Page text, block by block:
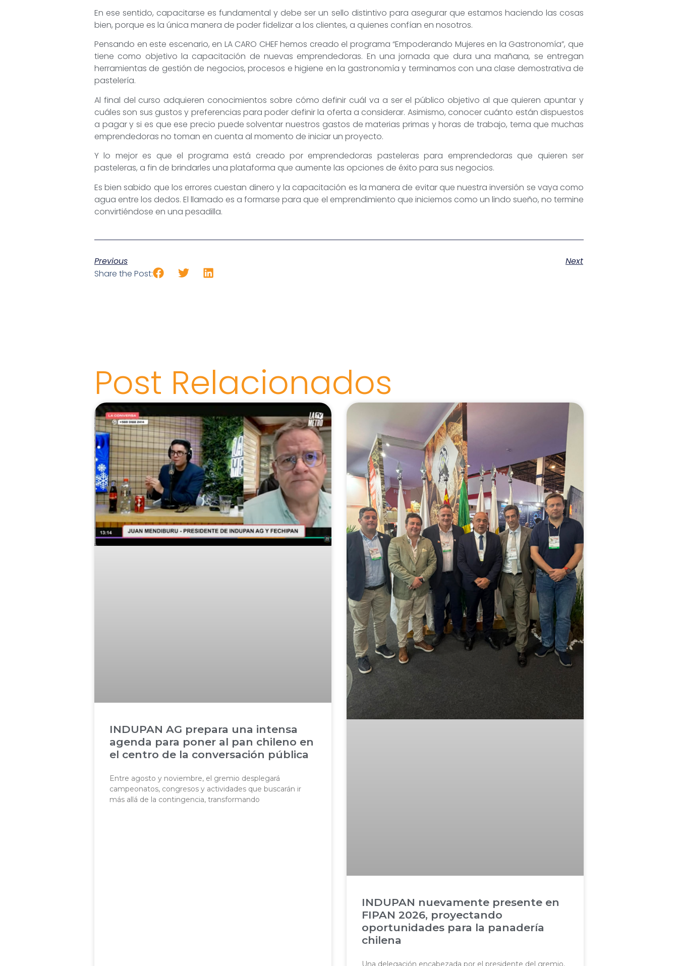
En ese sentido, capacitarse es fundamental y debe ser un sello distintivo para asegurar que estamos haciendo las cosas
bien, porque es la única manera de poder fidelizar a los clientes, a quienes confían en nosotros.
Pensando en este escenario, en LA CARO CHEF hemos creado el programa “Empoderando Mujeres en la Gastronomía”, que
tiene como objetivo la capacitación de nuevas emprendedoras. En una jornada que dura una mañana, se entregan
herramientas de gestión de negocios, procesos e higiene en la gastronomía y terminamos con una clase demostrativa de
pastelería.
Al final del curso adquieren conocimientos sobre cómo definir cuál va a ser el público objetivo al que quieren apuntar y
cuáles son sus gustos y preferencias para poder definir la oferta a considerar. Asimismo, conocer cuánto están dispuestos
a pagar y si es que ese precio puede solventar nuestros gastos de materias primas y horas de trabajo, tema que muchas
emprendedoras no toman en cuenta al momento de iniciar un proyecto.
Y lo mejor es que el programa está creado por emprendedoras pasteleras para emprendedoras que quieren ser
pasteleras, a fin de brindarles una plataforma que aumente las opciones de éxito para sus negocios.
Es bien sabido que los errores cuestan dinero y la capacitación es la manera de evitar que nuestra inversión se vaya como
agua entre los dedos. El llamado es a formarse para que el emprendimiento que iniciemos como un lindo sueño, no termine
convirtiéndose en una pesadilla.
Previous
Next
Share the Post:
Post Relacionados
INDUPAN AG prepara una intensa
agenda para poner al pan chileno en
el centro de la conversación pública
Entre agosto y noviembre, el gremio desplegará
campeonatos, congresos y actividades que buscarán ir
más allá de la contingencia, transformando
INDUPAN nuevamente presente en
FIPAN 2026, proyectando
oportunidades para la panadería
chilena
Una delegación encabezada por el presidente del gremio,